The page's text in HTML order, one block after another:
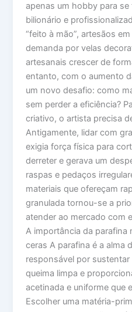
apenas um hobby para
bilionário e
“feito à mão”, artesãos
demanda por velas
artesanais crescer de
entanto, com o aumento
um novo desafio: como
sem perder a eficiência?
criativo, o artista precisa
Antigamente, lidar com
exigia força física para
derreter e gerava um
raspas e pedaços
materiais que ofereçam
granulada tornou-se a
atender ao mercado com
A importância da parafina
ceras A parafina é a alma
responsável por
queima limpa e
acetinada e uniforme que
Escolher uma matéria-